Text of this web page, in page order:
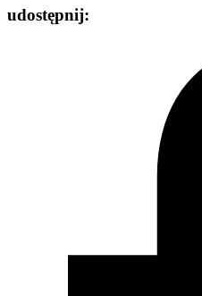
udostępnij: